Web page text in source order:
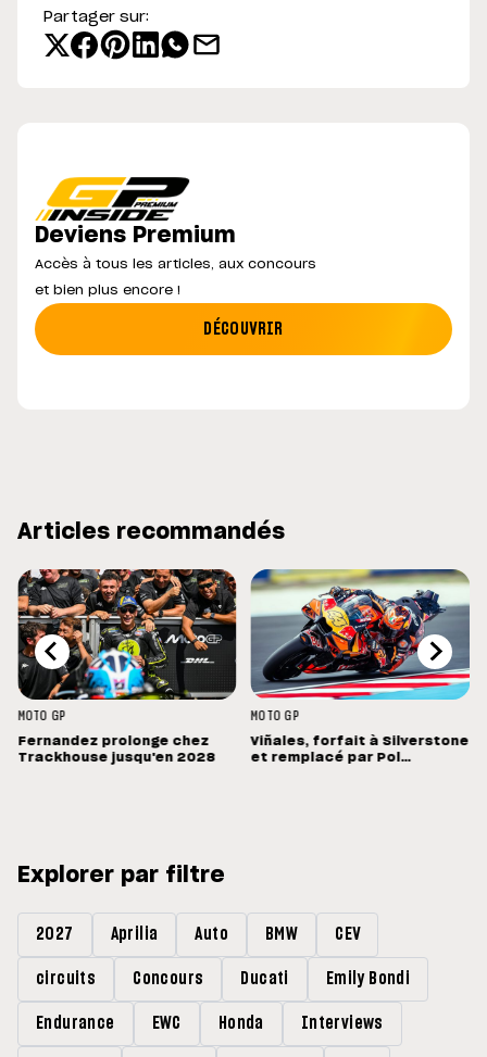
Partager sur:
Deviens Premium
Accès à tous les articles, aux concours
et bien plus encore !
DÉCOUVRIR
Articles recommandés
MOTO GP
Fernandez prolonge chez
Trackhouse jusqu'en 2028
MOTO GP
Viñales, forfait à Silverstone
et remplacé par Pol
Explorer par filtre
2027 Aprilia Auto BMW CEV
circuits Concours Ducati Emily Bondi
Endurance EWC Honda Interviews